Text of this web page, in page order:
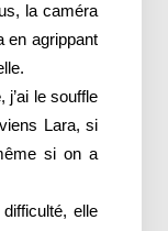
la caméra
en agrippant
, j’ai le souffle
Lara, si
si on a
elle